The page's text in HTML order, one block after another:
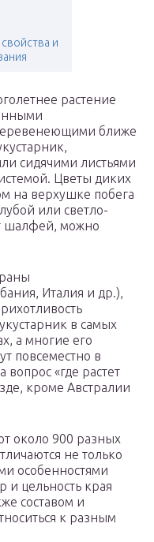
и
растение
ближе
сидячими листьями
Цветы диких
на верхушке побега
или светло-
шалфей, можно
Италия и др.),
в самых
а многие его
повсеместно в
вопрос «где растет
кроме Австралии
около 900 разных
не только
особенностями
и цельность края
составом и
к разным